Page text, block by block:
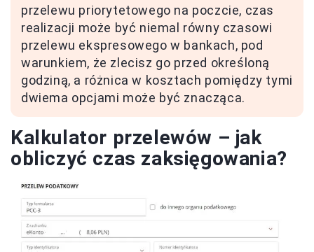
przelewu priorytetowego na poczcie, czas
realizacji może być niemal równy czasowi
przelewu ekspresowego w bankach, pod
warunkiem, że zlecisz go przed określoną
godziną, a różnica w kosztach pomiędzy tymi
dwiema opcjami może być znacząca.
Kalkulator przelewów – jak
obliczyć czas zaksięgowania?